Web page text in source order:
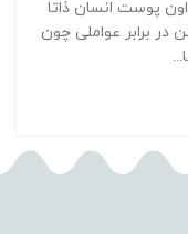
پوست انسان‌ ذاتا
در برابر عواملی چون